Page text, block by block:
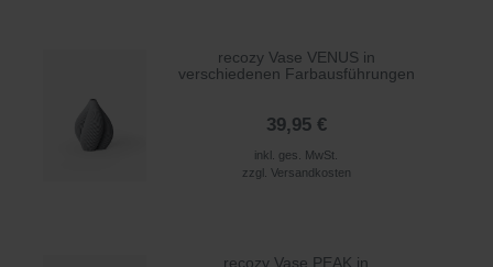
recozy Vase VENUS in
verschiedenen Farbausführungen
39,95 €
inkl. ges. MwSt.
zzgl. Versandkosten
recozy Vase PEAK in